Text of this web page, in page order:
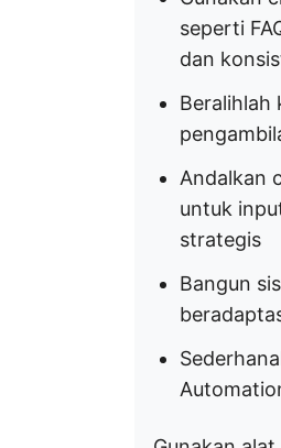
seperti
dan
Beralihlah
Andalkan
untuk
strategis
Bangun